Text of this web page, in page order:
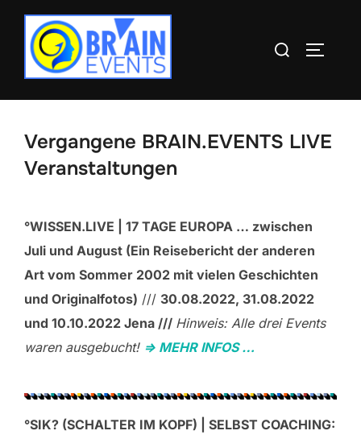
Zum
springen
Suchen
Vergangene BRAIN.EVENTS LIVE
Veranstaltungen
°WISSEN.LIVE | 17 TAGE EUROPA … zwischen
Juli und August (Ein Reisebericht der anderen
Art vom Sommer 2002 mit vielen Geschichten
und Originalfotos) /// 30.08.2022, 31.08.2022
und 10.10.2022 Jena /// Hinweis: Alle drei Events
waren ausgebucht! => MEHR INFOS …
°SIK? (SCHALTER IM KOPF) | SELBST COACHING: